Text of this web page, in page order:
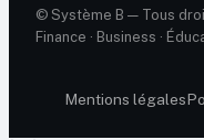
© Système B — Tous
Finance · Business ·
Mentions légales